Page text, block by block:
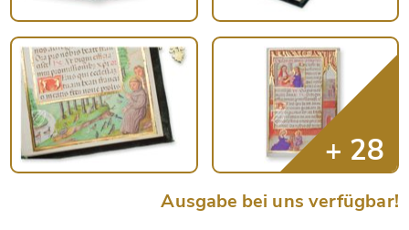
Ausgabe bei uns verfügbar!